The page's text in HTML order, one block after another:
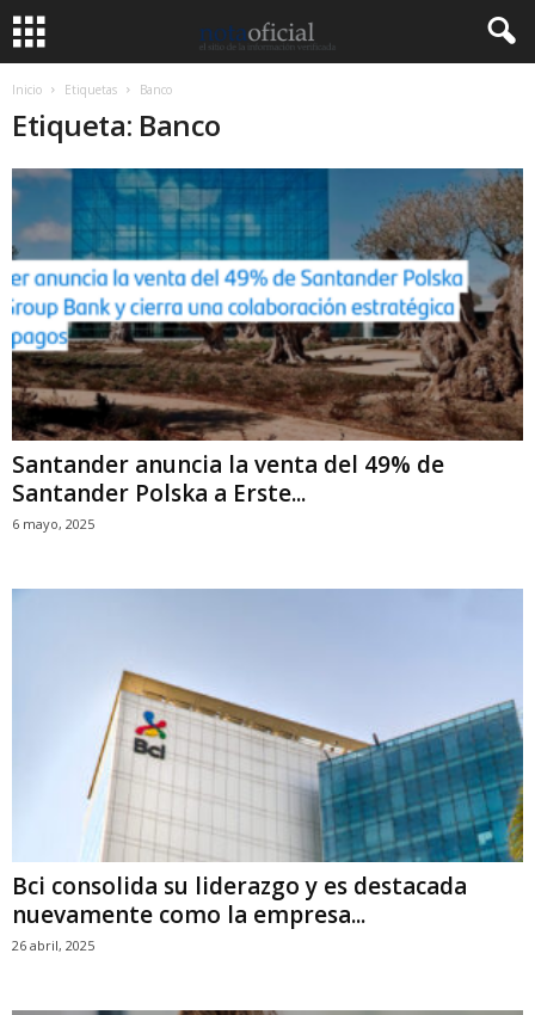
Inicio Etiquetas Banco
Etiqueta: Banco
Santander anuncia la venta del 49% de
Santander Polska a Erste...
6 mayo, 2025
Bci consolida su liderazgo y es destacada
nuevamente como la empresa...
26 abril, 2025